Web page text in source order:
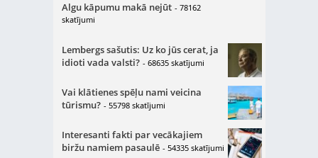
Algu kāpumu makā nejūt - 78162
skatījumi
Lembergs sašutis: Uz ko jūs cerat, ja
idioti vada valsti? - 68635 skatījumi
Vai klātienes spēļu nami veicina
tūrismu? - 55798 skatījumi
Interesanti fakti par vecākajiem
biržu namiem pasaulē - 54335 skatījumi